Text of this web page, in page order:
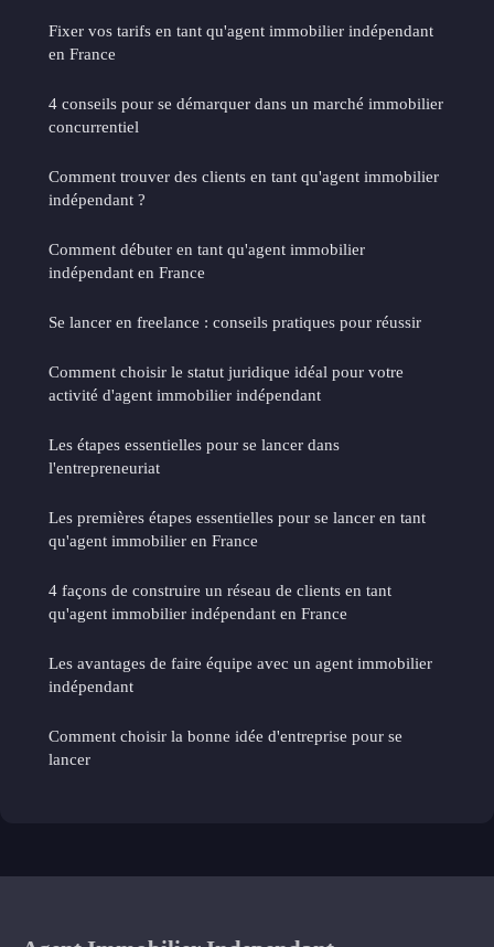
Fixer vos tarifs en tant qu'agent immobilier indépendant
en France
4 conseils pour se démarquer dans un marché immobilier
concurrentiel
Comment trouver des clients en tant qu'agent immobilier
indépendant ?
Comment débuter en tant qu'agent immobilier
indépendant en France
Se lancer en freelance : conseils pratiques pour réussir
Comment choisir le statut juridique idéal pour votre
activité d'agent immobilier indépendant
Les étapes essentielles pour se lancer dans
l'entrepreneuriat
Les premières étapes essentielles pour se lancer en tant
qu'agent immobilier en France
4 façons de construire un réseau de clients en tant
qu'agent immobilier indépendant en France
Les avantages de faire équipe avec un agent immobilier
indépendant
Comment choisir la bonne idée d'entreprise pour se
lancer